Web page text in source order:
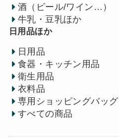
酒（ビール/ワイン…）
牛乳・豆乳ほか
日用品ほか
日用品
食器・キッチン用品
衛生用品
衣料品
専用ショッピングバッグ
すべての商品